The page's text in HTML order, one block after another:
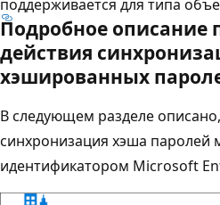
поддерживается для типа
Подробное описание
действия
хэшированных
В следующем разделе
синхронизация хэша паролей
идентификатором Microsoft